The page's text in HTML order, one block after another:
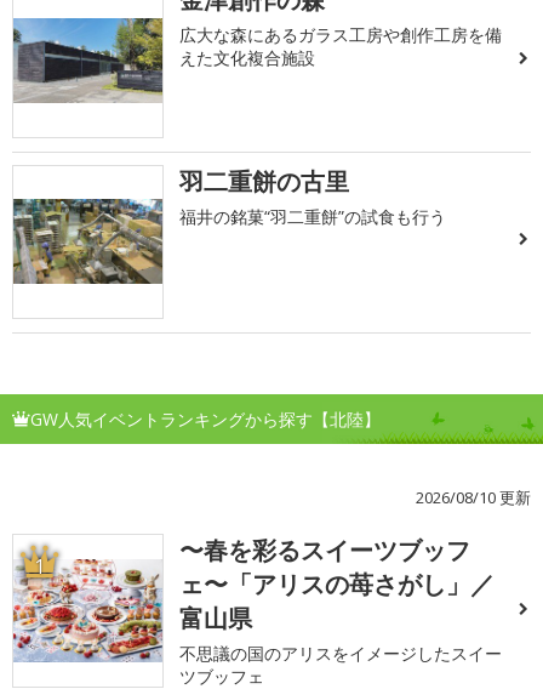
広大な森にあるガラス工房や創作工房を備
えた文化複合施設
羽二重餅の古里
福井の銘菓“羽二重餅”の試食も行う
GW人気イベントランキングから探す【北陸】
2026/08/10 更新
1
〜春を彩るスイーツブッフ
ェ〜「アリスの苺さがし」／
富山県
不思議の国のアリスをイメージしたスイー
ツブッフェ